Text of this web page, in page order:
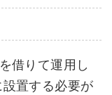
借りて運用し
置する必要が